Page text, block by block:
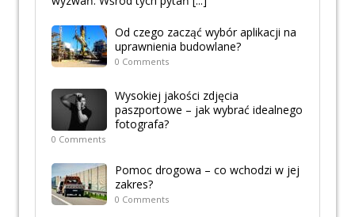
Od czego zacząć wybór aplikacji na
uprawnienia budowlane?
0 Comments
Wysokiej jakości zdjęcia
paszportowe – jak wybrać idealnego
fotografa?
0 Comments
Pomoc drogowa – co wchodzi w jej
zakres?
0 Comments